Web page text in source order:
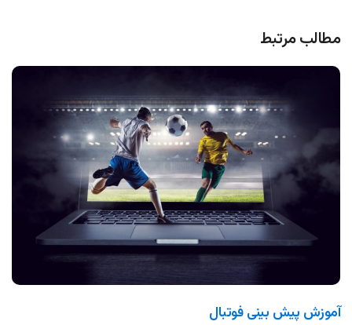
مطالب مرتبط
آموزش پیش بینی فوتبال